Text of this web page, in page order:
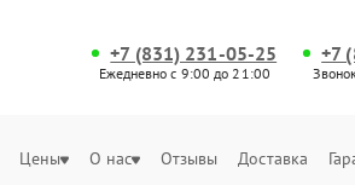
+7 (831) 231-05-25
Ежедневно с 9:00 до 21:00
+7
Цены О нас Отзывы Доставка